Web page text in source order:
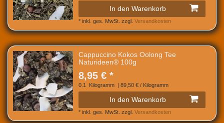
In den Warenkorb
* inkl. ges. MwSt. zzgl. Versandkosten
Cappuccino Kokos Oolong Tee
Naturideen® 100g
8,95 € *
0.1 Kilogramm | 89,50 € / Kilogramm
In den Warenkorb
* inkl. ges. MwSt. zzgl. Versandkosten